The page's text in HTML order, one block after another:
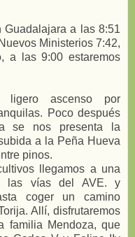
Guadalajara a las 8:51
Ministerios 7:42,
a las 9:00 estaremos
ligero ascenso por
Poco después
se nos presenta la
a la Peña Hueva
pinos.
llegamos a una
las vías del AVE. y
coger un camino
Allí, disfrutaremos
Mendoza, que